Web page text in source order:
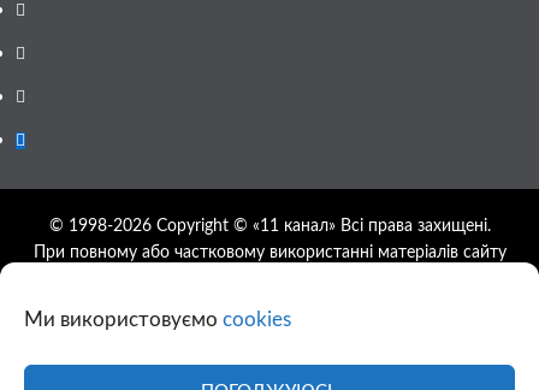
Ми використовуємо cookies
Telegram
Instagram
Twitter
Google
© 1998-2026 Copyright © «11 канал» Всі права захищені.
При повному або частковому використанні матеріалів сайту
абзацу.
дозволяється за умови посилання на джерело та прямого